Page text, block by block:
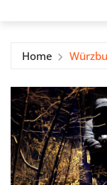
Home